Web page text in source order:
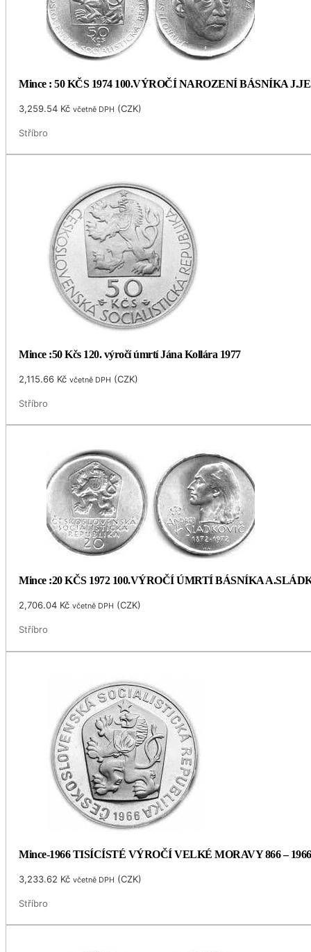
Mince : 50 KČS 1974 100.VÝROČÍ NAROZENÍ BÁSNÍKA
3,259.54 Kč včetně DPH (CZK)
Stříbro
Mince :50 Kčs 120. výročí úmrtí Jána Kollára 1977
2,115.66 Kč včetně DPH (CZK)
Stříbro
Mince :20 KČS 1972 100.VÝROČÍ ÚMRTÍ BÁSNÍKA
2,706.04 Kč včetně DPH (CZK)
Stříbro
Mince-1966 TISÍCÍSTÉ VÝROČÍ VELKÉ MORAVY 866 – 1966
3,233.62 Kč včetně DPH (CZK)
Stříbro